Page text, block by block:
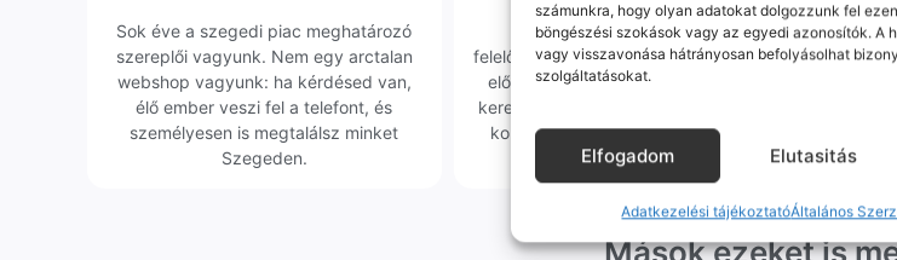
számunkra, hogy olyan adatokat dolgozzunk fel
böngészési szokások vagy az egyedi azonosítók. A
vagy visszavonása hátrányosan befolyásolhat
szolgáltatásokat.
Elfogadom Elutasitás
Adatkezelési tájékoztatóÁltalános
Sok éve a szegedi piac meghatározó
szereplői vagyunk. Nem egy arctalan
webshop vagyunk: ha kérdésed van,
élő ember veszi fel a telefont, és
személyesen is megtalálsz minket
Szegeden.
Hibázni emberi dolog, de a
felelősségvállalás nálunk alap. Ha ritkán
előfordul egy hiba, nem kifogásokat
keresünk, hanem megoldást. Szakértő
kollégáink azonnal kézbe veszik az
ügyedet.
Ha
Mások ezeket is